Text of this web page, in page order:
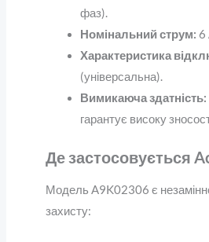
фаз).
Номінальний струм: 6
Характеристика
(універсальна).
Вимикаюча здатність:
гарантує високу
Де застосовується
Модель A9K02306 є
захисту: